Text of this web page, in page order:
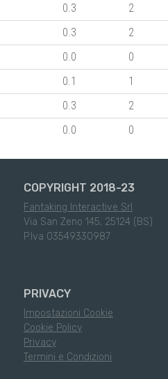
0.3
2
0.3
2
0.0
0
0.1
1
0.3
2
0.0 0
COPYRIGHT 2018-23
Fantaking Interactive Srl
Via San Zeno 145, 25124 (BS)
P.Iva 03549330987
PRIVACY
Impostazioni Cookie
Cookie Policy
Privacy
Termini e Condizioni